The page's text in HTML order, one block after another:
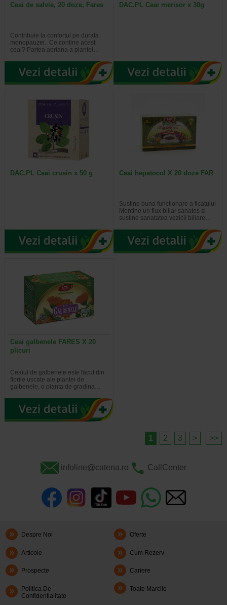
Ceai de salvie, 20 doze, Fares
Contribuie la confortul pe durata
menopauzei. Ce contine acest
ceai? Partea aeriana a plantei…
DAC.PL Ceai merisor x 30g
DAC.PL Ceai crusin x 50 g Ceai hepatocol X 20 doze FAR
Sustine buna functionare a ficatului
Mentine un flux biliar sanatos si
sustine sanatatea vezicii biliare…
Ceai galbenele FARES X 20
plicuri
Ceaiul de galbenele este facut din
florile uscate ale plantei de
galbenele, o planta de gradina…
1 2 3 > >>
infoline@catena.ro CallCenter
Despre Noi Oferte
Articole Cum Rezerv
Prospecte Cariere
Politica De
Confidentialitate
Toate Marcile